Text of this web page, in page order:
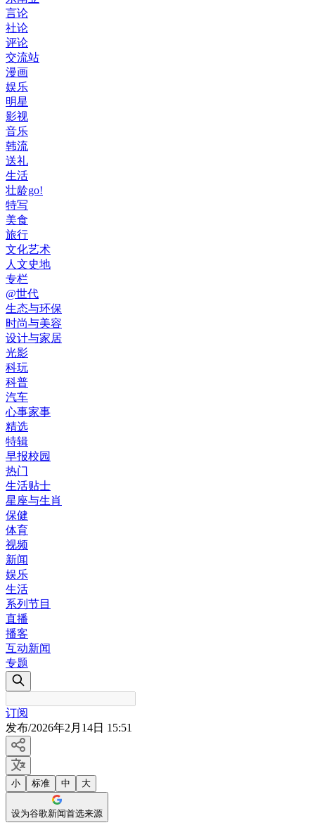
言论
社论
评论
交流站
漫画
娱乐
明星
影视
音乐
韩流
送礼
生活
壮龄go!
特写
美食
旅行
文化艺术
人文史地
专栏
@世代
生态与环保
时尚与美容
设计与家居
光影
科玩
科普
汽车
心事家事
精选
特辑
早报校园
热门
生活贴士
星座与生肖
保健
体育
视频
新闻
娱乐
生活
系列节目
直播
播客
互动新闻
专题
订阅
发布/2026年2月14日 15:51
小 标准 中 大
设为谷歌新闻首选来源